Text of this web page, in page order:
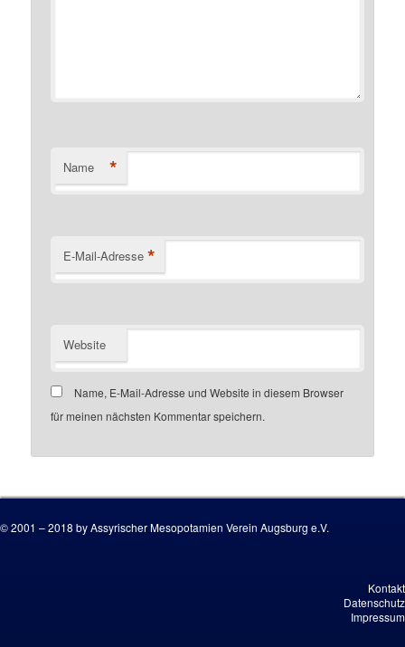
Name *
E-Mail-Adresse *
Website
Name, E-Mail-Adresse und Website in diesem Browser
für meinen nächsten Kommentar speichern.
© 2001 – 2018 by Assyrischer Mesopotamien Verein Augsburg e.V.
Kontakt
Datenschutz
Impressum